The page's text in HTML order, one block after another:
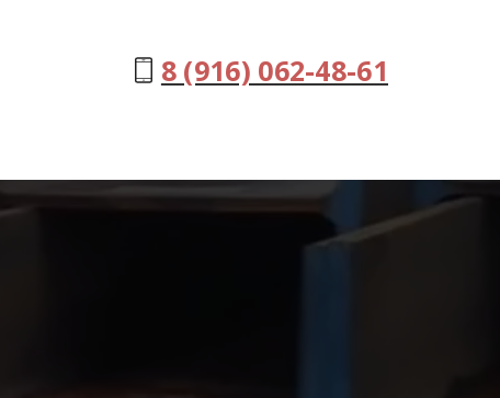
8 (916) 062-48-61